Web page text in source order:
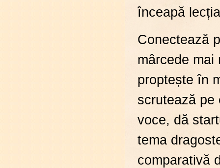
înceapă
Conectează
mârcede mai
proptește în
scrutează pe
voce, dă
tema
comparativă